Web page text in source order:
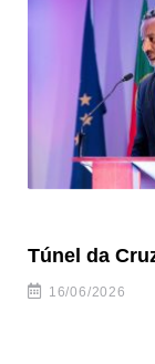
Túnel da
16/06/2026